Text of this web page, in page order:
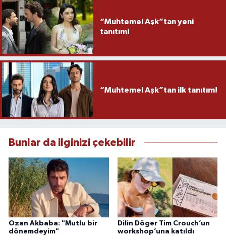
“Muhtemel Aşk”tan yeni
tanıtım!
“Muhtemel Aşk”tan ilk tanıtım!
Bunlar da ilginizi çekebilir
Ozan Akbaba: "Mutlu bir
dönemdeyim"
Dilin Döger Tim Crouch’un
workshop’una katıldı